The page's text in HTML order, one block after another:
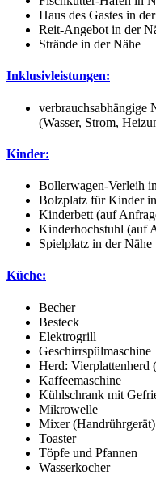
Haus des Gastes in
Reit-Angebot in der
Strände in der Nähe
Inklusivleistungen:
verbrauchsabhängige
(Wasser, Strom,
Kinder:
Bollerwagen-Verleih
Bolzplatz für Kinder
Kinderbett (auf
Kinderhochstuhl (auf
Spielplatz in der Nähe
Küche:
Becher
Besteck
Elektrogrill
Geschirrspülmaschine
Herd: Vierplattenherd
Kaffeemaschine
Kühlschrank mit
Mikrowelle
Mixer (Handrührgerät)
Toaster
Töpfe und Pfannen
Wasserkocher